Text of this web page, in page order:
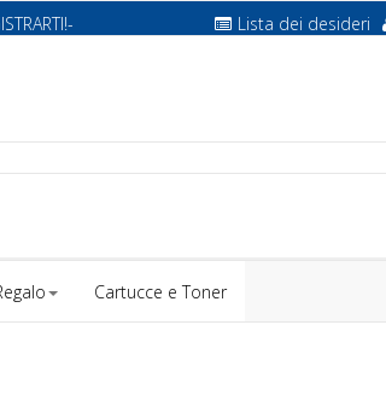
Lista dei desideri
Cartucce e Toner